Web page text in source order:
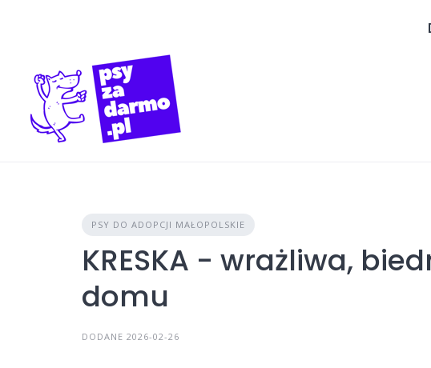
PSY DO ADOPCJI MAŁOPOLSKIE
KRESKA - wrażliwa,
domu
DODANE 2026-02-26